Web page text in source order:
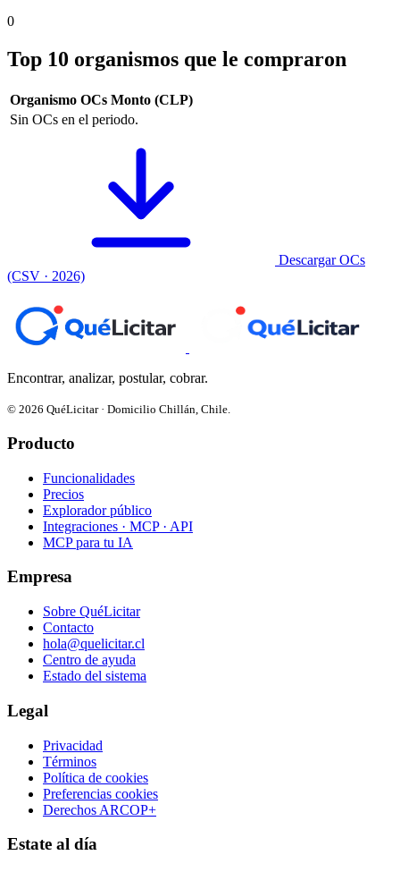
0
Top 10 organismos que le compraron
Organismo OCs Monto (CLP)
Sin OCs en el periodo.
Descargar OCs
(CSV · 2026)
Encontrar, analizar, postular, cobrar.
© 2026 QuéLicitar · Domicilio Chillán, Chile.
Producto
Funcionalidades
Precios
Explorador público
Integraciones · MCP · API
MCP para tu IA
Empresa
Sobre QuéLicitar
Contacto
hola@quelicitar.cl
Centro de ayuda
Estado del sistema
Legal
Privacidad
Términos
Política de cookies
Preferencias cookies
Derechos ARCOP+
Estate al día